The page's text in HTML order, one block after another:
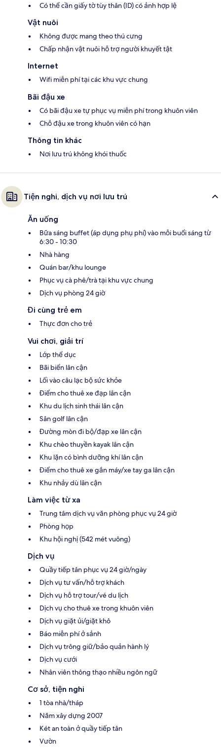
Có thể cần giấy tờ tùy thân (ID) có ảnh hợp lệ
Vật nuôi
Không được mang theo thú cưng
Chấp nhận vật nuôi hỗ trợ người khuyết tật
Internet
Wifi miễn phí tại các khu vực chung
Bãi đậu xe
Có bãi đậu xe tự phục vụ miễn phí trong khuôn viên
Chỗ đậu xe trong khuôn viên có hạn
Thông tin khác
Nơi lưu trú không khói thuốc
Tiện nghi, dịch vụ nơi lưu trú
Ăn uống
Bữa sáng buffet (áp dụng phụ phí) vào mỗi buổi sáng từ
6:30 - 10:30
Nhà hàng
Quán bar/khu lounge
Phục vụ cà phê/trà tại khu vực chung
Dịch vụ phòng 24 giờ
Đi cùng trẻ em
Thực đơn cho trẻ
Vui chơi, giải trí
Lớp thể dục
Bãi biển lân cận
Lối vào câu lạc bộ sức khỏe
Điểm cho thuê xe đạp lân cận
Khu du lịch sinh thái lân cận
Sân golf lân cận
Đường mòn đi bộ/đạp xe lân cận
Khu chèo thuyền kayak lân cận
Khu lặn có bình dưỡng khí lân cận
Điểm cho thuê xe gắn máy/xe tay ga lân cận
Khu nhảy dù lân cận
Làm việc từ xa
Trung tâm dịch vụ văn phòng phục vụ 24 giờ
Phòng họp
Khu hội nghị (542 mét vuông)
Dịch vụ
Quầy tiếp tân phục vụ 24 giờ/ngày
Dịch vụ tư vấn/hỗ trợ khách
Dịch vụ hỗ trợ tour/vé du lịch
Dịch vụ cho thuê xe trong khuôn viên
Dịch vụ giặt ủi/giặt khô
Báo miễn phí ở sảnh
Dịch vụ trông giữ/bảo quản hành lý
Dịch vụ cưới
Nhân viên thông thạo nhiều ngôn ngữ
Cơ sở, tiện nghi
1 tòa nhà/tháp
Năm xây dựng 2007
Két an toàn ở quầy tiếp tân
Vườn